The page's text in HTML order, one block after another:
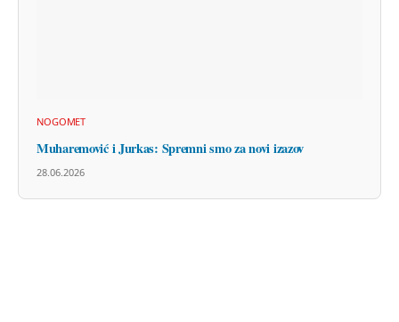
NOGOMET
Muharemović i Jurkas: Spremni smo za novi izazov
28.06.2026